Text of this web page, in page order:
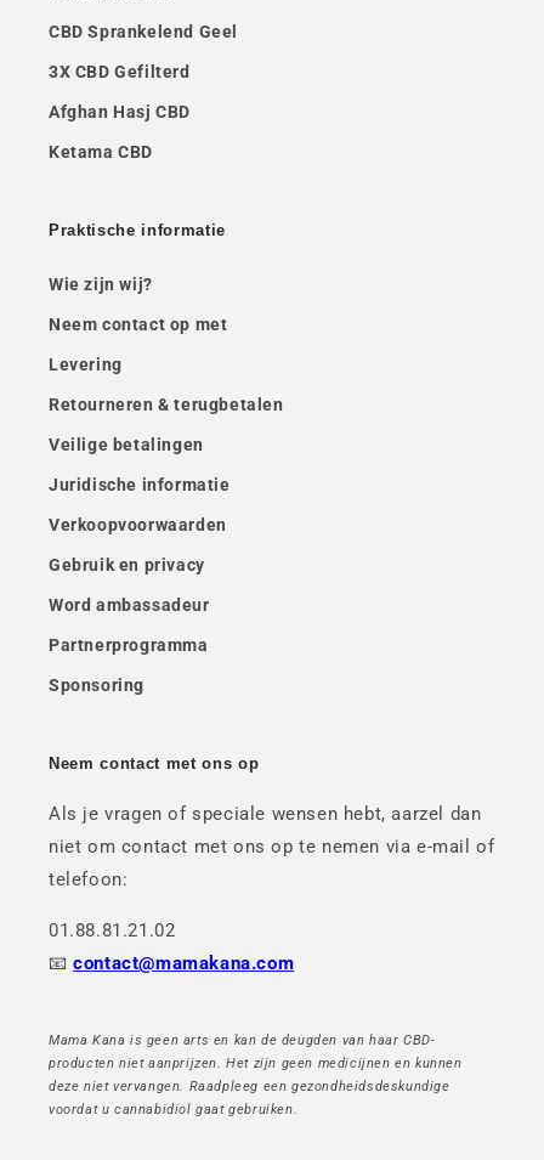
CBD Sprankelend Geel
3X CBD Gefilterd
Afghan Hasj CBD
Ketama CBD
Praktische informatie
Wie zijn wij?
Neem contact op met
Levering
Retourneren & terugbetalen
Veilige betalingen
Juridische informatie
Verkoopvoorwaarden
Gebruik en privacy
Word ambassadeur
Partnerprogramma
Sponsoring
Neem contact met ons op
Als je vragen of speciale wensen hebt, aarzel dan
niet om contact met ons op te nemen via e-mail of
telefoon:
01.88.81.21.02
📧contact@mamakana.com
Mama Kana is geen arts en kan de deugden van haar CBD-
producten niet aanprijzen. Het zijn geen medicijnen en kunnen
deze niet vervangen. Raadpleeg een gezondheidsdeskundige
voordat u cannabidiol gaat gebruiken.